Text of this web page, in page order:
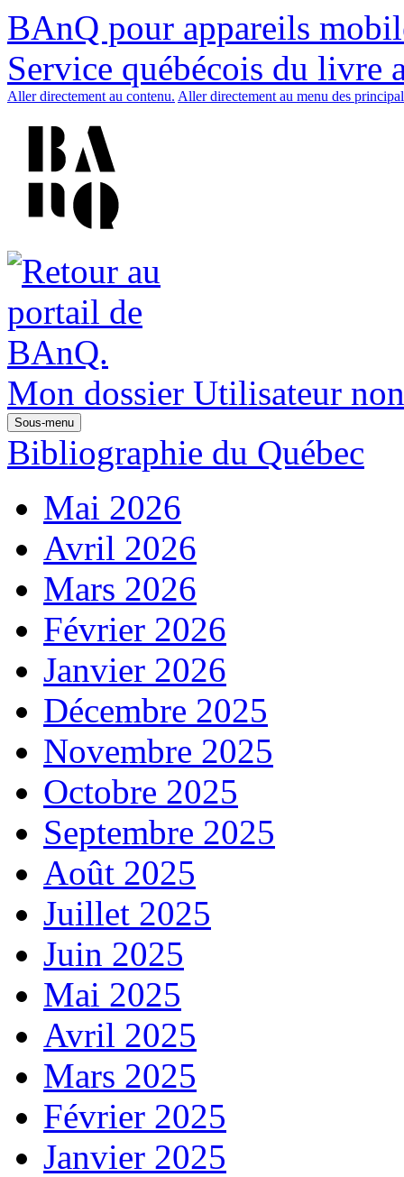
BAnQ pour appareils
Service québécois du livre
Aller directement au contenu. Aller directement au menu des
Mon dossier Utilisateur
Sous-menu
Bibliographie du Québec
Mai 2026
Avril 2026
Mars 2026
Février 2026
Janvier 2026
Décembre 2025
Novembre 2025
Octobre 2025
Septembre 2025
Août 2025
Juillet 2025
Juin 2025
Mai 2025
Avril 2025
Mars 2025
Février 2025
Janvier 2025